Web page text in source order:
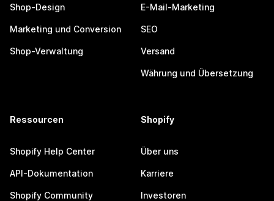
Shop-Design
Marketing und Conversion
Shop-Verwaltung
E-Mail-Marketing
SEO
Versand
Währung und Übersetzung
Ressourcen
Shopify Help Center
API-Dokumentation
Shopify Community
Shopify
Über uns
Karriere
Investoren